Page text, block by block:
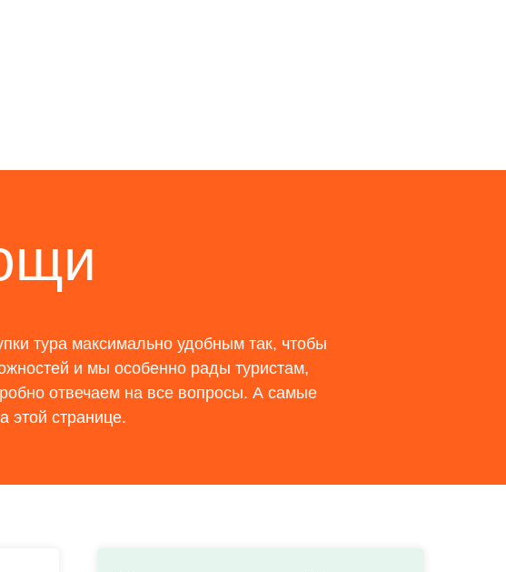
тура максимально удобным так, чтобы
и мы особенно рады туристам,
отвечаем на все вопросы. А самые
этой странице.